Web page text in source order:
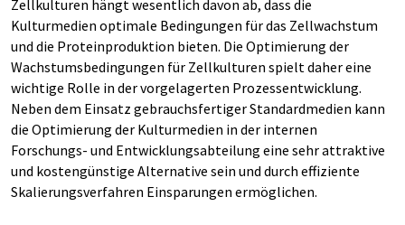
Zellkulturen hängt wesentlich davon ab, dass die
Kulturmedien optimale Bedingungen für das Zellwachstum
und die Proteinproduktion bieten. Die Optimierung der
Wachstumsbedingungen für Zellkulturen spielt daher eine
wichtige Rolle in der vorgelagerten Prozessentwicklung.
Neben dem Einsatz gebrauchsfertiger Standardmedien kann
die Optimierung der Kulturmedien in der internen
Forschungs- und Entwicklungsabteilung eine sehr attraktive
und kostengünstige Alternative sein und durch effiziente
Skalierungsverfahren Einsparungen ermöglichen.